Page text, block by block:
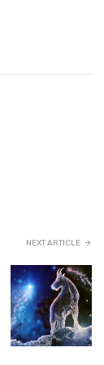
NEXT ARTICLE